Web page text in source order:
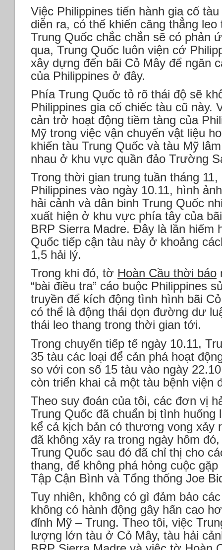
Việc Philippines tiến hành gia cố
diễn ra, có thể khiến căng thẳng
Trung Quốc chắc chắn sẽ có phản
qua, Trung Quốc luôn viện cớ
xây dựng đến bãi Cỏ Mây để ngăn
của Philippines ở đây.
Phía Trung Quốc tỏ rõ thái độ sẽ
Philippines gia cố chiếc tàu cũ này.
cản trở hoạt động tiềm tàng của
Mỹ trong việc vận chuyển vật liệu
khiến tàu Trung Quốc và tàu Mỹ
nhau ở khu vực quần đảo Trường
Trong thời gian trung tuần tháng
Philippines vào ngày 10.11, hình
hải cảnh và dân binh Trung Quốc
xuất hiện ở khu vực phía tây của
BRP Sierra Madre. Đây là lần hiếm
Quốc tiếp cận tàu này ở khoảng
1,5 hải lý.
Trong khi đó, tờ Hoàn Cầu thời báo
“bài điều tra” cáo buộc Philippines
truyền để kích động tình hình bãi
có thể là động thái dọn đường dư
thái leo thang trong thời gian tới.
Trong chuyến tiếp tế ngày 10.11,
35 tàu các loại để cản phá hoạt
so với con số 15 tàu vào ngày
còn triển khai cả một tàu bệnh viện
Theo suy đoán của tôi, các đơn vị
Trung Quốc đã chuẩn bị tình huống
kể cả kịch bản có thương vong xảy
đã không xảy ra trong ngày hôm
Trung Quốc sau đó đã chỉ thị cho
thang, để không phá hỏng cuộc
Tập Cận Bình và Tổng thống Joe
Tuy nhiên, không có gì đảm bảo
không có hành động gây hấn cao
đỉnh Mỹ – Trung. Theo tôi, việc
lượng lớn tàu ở Cỏ Mây, tàu hải